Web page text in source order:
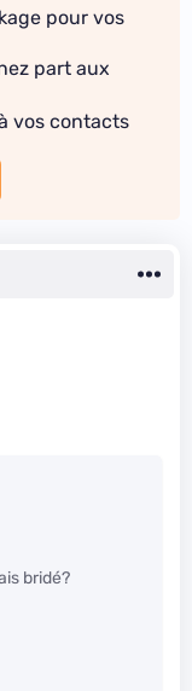
pour vos
part aux
vos contacts
bridé?